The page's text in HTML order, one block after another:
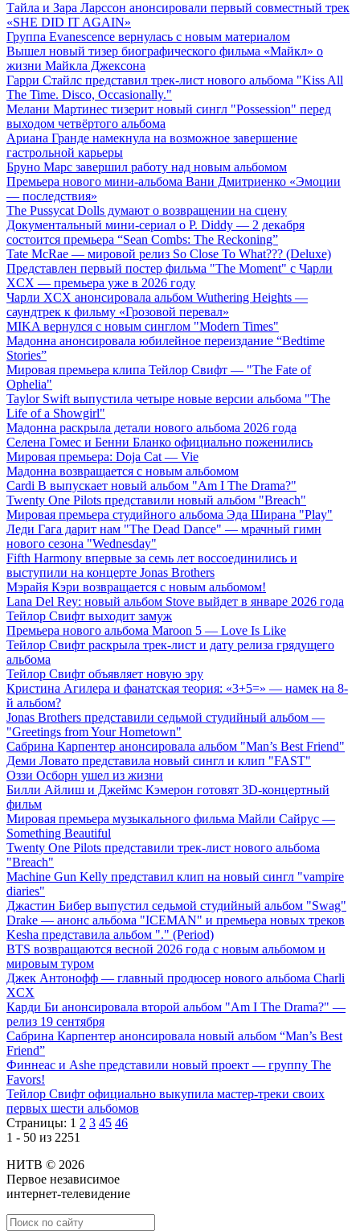
Тайла и Зара Ларссон анонсировали первый совместный трек
«SHE DID IT AGAIN»
Группа Evanescence вернулась с новым материалом
Вышел новый тизер биографического фильма «Майкл» о
жизни Майкла Джексона
Гарри Стайлс представил трек-лист нового альбома "Kiss All
The Time. Disco, Occasionally."
Мелани Мартинес тизерит новый сингл "Possession" перед
выходом четвёртого альбома
Ариана Гранде намекнула на возможное завершение
гастрольной карьеры
Бруно Марс завершил работу над новым альбомом
Премьера нового мини-альбома Вани Дмитриенко «Эмоции
— последствия»
The Pussycat Dolls думают о возвращении на сцену
Документальный мини-сериал о P. Diddy — 2 декабря
состоится премьера “Sean Combs: The Reckoning”
Tate McRae — мировой релиз So Close To What??? (Deluxe)
Представлен первый постер фильма "The Moment" с Чарли
XCX — премьера уже в 2026 году
Чарли XCX анонсировала альбом Wuthering Heights —
саундтрек к фильму «Грозовой перевал»
MIKA вернулся с новым синглом "Modern Times"
Мадонна анонсировала юбилейное переиздание “Bedtime
Stories”
Мировая премьера клипа Тейлор Свифт — "The Fate of
Ophelia"
Taylor Swift выпустила четыре новые версии альбома "The
Life of a Showgirl"
Мадонна раскрыла детали нового альбома 2026 года
Селена Гомес и Бенни Бланко официально поженились
Мировая премьера: Doja Cat — Vie
Мадонна возвращается с новым альбомом
Cardi B выпускает новый альбом "Am I The Drama?"
Twenty One Pilots представили новый альбом "Breach"
Мировая премьера студийного альбома Эда Ширана "Play"
Леди Гага дарит нам "The Dead Dance" — мрачный гимн
нового сезона "Wednesday"
Fifth Harmony впервые за семь лет воссоединились и
выступили на концерте Jonas Brothers
Мэрайя Кэри возвращается с новым альбомом!
Lana Del Rey: новый альбом Stove выйдет в январе 2026 года
Тейлор Свифт выходит замуж
Премьера нового альбома Maroon 5 — Love Is Like
Тейлор Свифт раскрыла трек-лист и дату релиза грядущего
альбома
Тейлор Свифт объявляет новую эру
Кристина Агилера и фанатская теория: «3+5=» — намек на 8-
й альбом?
Jonas Brothers представили седьмой студийный альбом —
"Greetings from Your Hometown"
Сабрина Карпентер анонсировала альбом "Man’s Best Friend"
Деми Ловато представила новый сингл и клип "FAST"
Оззи Осборн ушел из жизни
Билли Айлиш и Джеймс Кэмерон готовят 3D-концертный
фильм
Мировая премьера музыкального фильма Майли Сайрус —
Something Beautiful
Twenty One Pilots представили трек-лист нового альбома
"Breach"
Machine Gun Kelly представил клип на новый сингл "vampire
diaries"
Джастин Бибер выпустил седьмой студийный альбом "Swag"
Drake — анонс альбома "ICEMAN" и премьера новых треков
Kesha представила альбом "." (Period)
BTS возвращаются весной 2026 года с новым альбомом и
мировым туром
Джек Антонофф — главный продюсер нового альбома Charli
XCX
Карди Би анонсировала второй альбом "Am I The Drama?" —
релиз 19 сентября
Сабрина Карпентер анонсировала новый альбом “Man’s Best
Friend”
Финнеас и Ashe представили новый проект — группу The
Favors!
Тейлор Свифт официально выкупила мастер-треки своих
первых шести альбомов
Страницы: 1 2 3 45 46
1 - 50 из 2251
НИТВ © 2026
Первое независимое
интернет-телевидение